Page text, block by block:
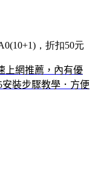
，折扣50元
上網推薦，內有優
安裝步驟教學．方便